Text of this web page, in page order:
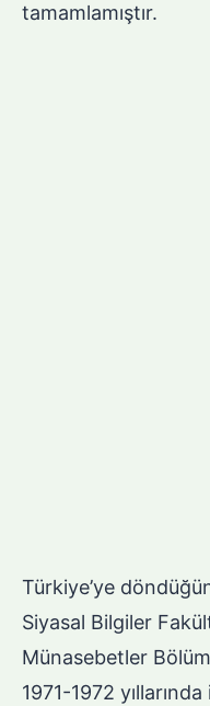
tamamlamıştır.
Türkiye’ye
Siyasal Bilgiler
Münasebetler
1971-1972 yıllarında